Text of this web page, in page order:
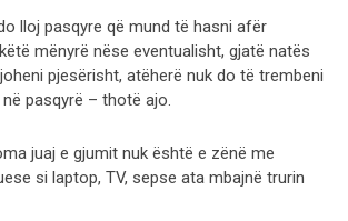
lloj pasqyre që mund të hasni afër
mënyrë nëse eventualisht, gjatë natës
pjesërisht, atëherë nuk do të trembeni
pasqyrë – thotë ajo.
juaj e gjumit nuk është e zënë me
si laptop, TV, sepse ata mbajnë trurin